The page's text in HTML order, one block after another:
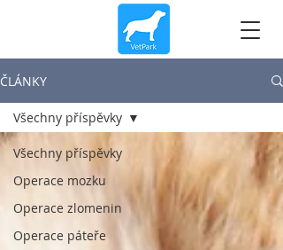
ČLÁNKY
Všechny příspěvky
Operace mozku
Operace zlomenin
Operace páteře
Všechny příspěvky